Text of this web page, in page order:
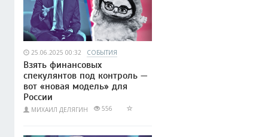
25.06.2025 00:32 СОБЫТИЯ
Взять финансовых
спекулянтов под контроль —
вот «новая модель» для
России
МИХАИЛ ДЕЛЯГИН 556